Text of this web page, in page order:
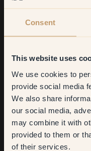
Consent
This website uses
We use cookies to
provide social media
We also share
our social media,
may combine it with
provided to them or
of their services.
Helheten - att allt gick
köket från trappen där
att de två kulörstarka
Get
​But first,